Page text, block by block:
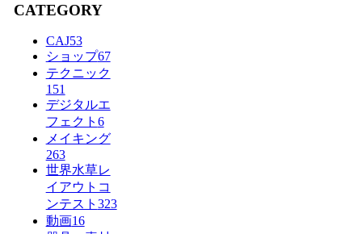
CATEGORY
CAJ53
ショップ67
テクニック
151
デジタルエ
フェクト 6
メイキング
263
世界水草レ
イアウトコ
ンテスト 323
動画16